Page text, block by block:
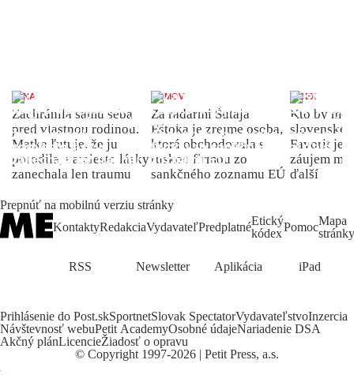
ŽENA
Zachránila samu seba
pred vlastnou rodinou.
Matka ľutuje, že ju
porodila, namiesto lásky
zanechala len traumu
DOMOV
Za radarmi Šutaja
Eštoka je zrejme osoba,
ktorá obchodovala s
ruskou firmou zo
sankčného zoznamu EÚ
INDEX
Kto by
slovenské
Favorit je
záujem
ďalší
Prepnúť na mobilnú verziu stránky
KontaktyRedakciaVydavateľPredplatnéEtický
kódexPomocMapa
stránky
RSS Newsletter Aplikácia iPad
Prihlásenie do Post.skSportnetSlovak SpectatorVydavateľstvoInzercia
Návštevnosť webuPetit AcademyOsobné údajeNariadenie DSA
Akčný plánLicencieŽiadosť o opravu
© Copyright 1997-2026 | Petit Press, a.s.